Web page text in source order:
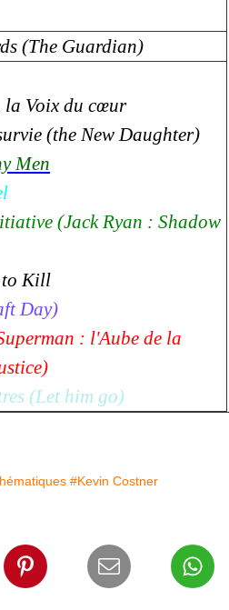
(The Guardian)
la Voix du cœur
(the New Daughter)
Men
(Jack Ryan : Shadow
to Kill
Day)
: l'Aube de la
(Let him go)
#Kevin Costner